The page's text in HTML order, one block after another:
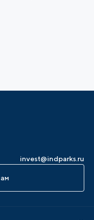
invest@indparks.ru